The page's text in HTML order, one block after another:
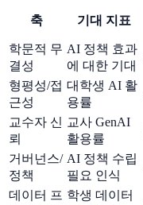
fontWeight:
700}}>
축 기대 지표
학문적 무
결성
AI 정책 효과
에 대한 기대
형평성/접
근성
대학생 AI 활
용률
교수자 신
뢰
교사 GenAI
활용률
거버넌스/
정책
AI 정책 수립
필요 인식
데이터 프 학생 데이터